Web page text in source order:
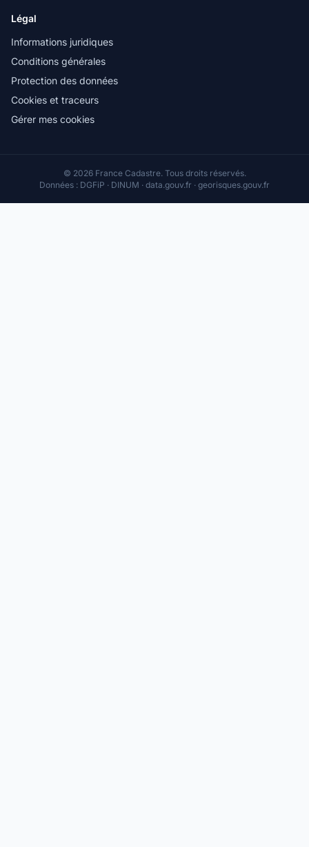
Légal
Informations juridiques
Conditions générales
Protection des données
Cookies et traceurs
Gérer mes cookies
© 2026 France Cadastre. Tous droits réservés.
Données : DGFiP · DINUM · data.gouv.fr · georisques.gouv.fr